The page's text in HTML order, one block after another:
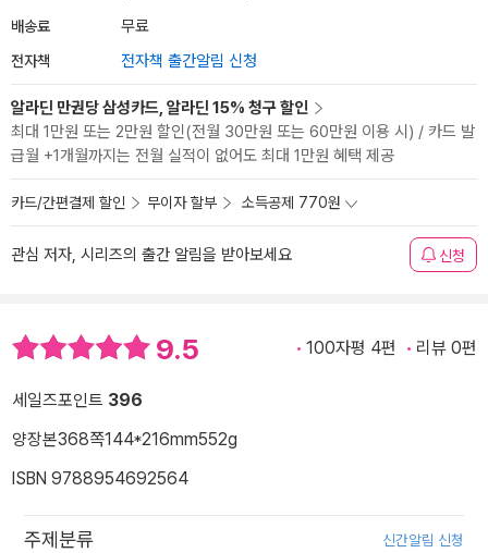
배송료 무료
전자책 전자책 출간알림 신청
알라딘 만권당 삼성카드, 알라딘 15% 청구 할인
최대 1만원 또는 2만원 할인(전월 30만원 또는 60만원 이용 시) / 카드 발
급월 +1개월까지는 전월 실적이 없어도 최대 1만원 혜택 제공
카드/간편결제 할인 무이자 할부 소득공제 770원
관심 저자, 시리즈의 출간 알림을 받아보세요 신청
9.5 100자평 4편 리뷰 0편
세일즈포인트 396
양장본368쪽144*216mm552g
ISBN 9788954692564
주제분류 신간알림 신청